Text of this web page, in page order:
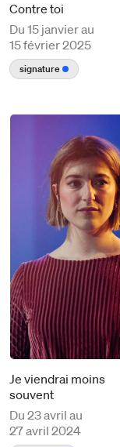
Contre toi
Du 15 janvier au
15 février 2025
signature
Je viendrai moins
souvent
Du 23 avril au
27 avril 2024